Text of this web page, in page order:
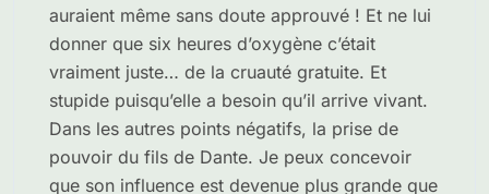
auraient même sans doute approuvé ! Et ne lui
donner que six heures d’oxygène c’était
vraiment juste… de la cruauté gratuite. Et
stupide puisqu’elle a besoin qu’il arrive vivant.
Dans les autres points négatifs, la prise de
pouvoir du fils de Dante. Je peux concevoir
que son influence est devenue plus grande que